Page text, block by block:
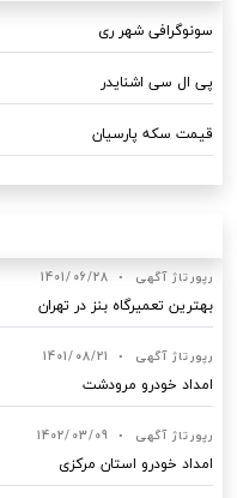
سونوگرافی شهر ری
پی ال سی اشنایدر
قیمت سکه پارسیان
رپورتاژ آگهی •
1401/06/28
بهترین تعمیرگاه بنز در تهران
رپورتاژ آگهی •
1401/08/21
امداد خودرو مرودشت
رپورتاژ آگهی •
1402/03/09
امداد خودرو استان مرکزی